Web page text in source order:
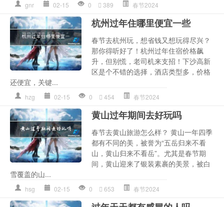
gnr 02-15 0 389 春节2024
杭州过年住哪里便宜一些
春节去杭州玩，想省钱又想玩得尽兴？
那你得听好了！杭州过年住宿价格飙
升，但别慌，老司机来支招！下沙高新
区是个不错的选择，酒店类型多，价格
还便宜，关键...
hzg 02-15 0 454 春节2024
黄山过年期间去好玩吗
春节去黄山旅游怎么样？ 黄山一年四季
都有不同的美，被誉为“五岳归来不看
山，黄山归来不看岳”。尤其是春节期
间，黄山迎来了银装素裹的美景，被白
雪覆盖的山...
hsg 02-15 0 653 春节2024